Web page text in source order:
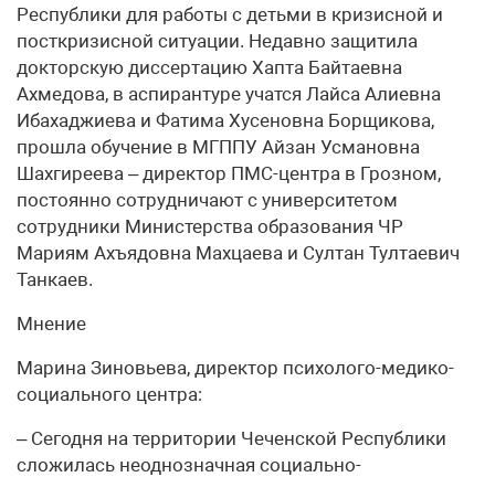
Республики для работы с детьми в кризисной и
посткризисной ситуации. Недавно защитила
докторскую диссертацию Хапта Байтаевна
Ахмедова, в аспирантуре учатся Лайса Алиевна
Ибахаджиева и Фатима Хусеновна Борщикова,
прошла обучение в МГППУ Айзан Усмановна
Шахгиреева – директор ПМС-центра в Грозном,
постоянно сотрудничают с университетом
сотрудники Министерства образования ЧР
Мариям Ахъядовна Махцаева и Султан Тултаевич
Танкаев.
Мнение
Марина Зиновьева, директор психолого-медико-
социального центра:
– Сегодня на территории Чеченской Республики
сложилась неоднозначная социально-